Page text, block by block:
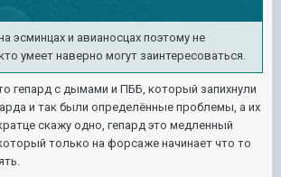
эсминцах и авианосцах поэтому не
умеет наверно могут заинтересоваться.
гепард с дымами и ПББ, который запихнули
и так были определённые проблемы, а их
скажу одно, гепард это медленный
только на форсаже начинает что то